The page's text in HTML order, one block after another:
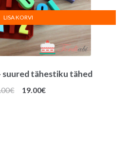
suured tähestiku tähed
€
Algne
19.00€Praegune
LISA KORVI